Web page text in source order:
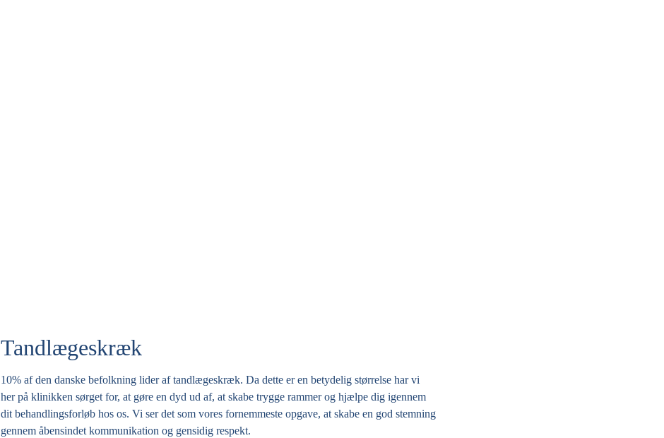
Tandlægeskræk
10% af den danske befolkning lider af tandlægeskræk. Da dette er en betydelig størrelse har vi
her på klinikken sørget for, at gøre en dyd ud af, at skabe trygge rammer og hjælpe dig igennem
dit behandlingsforløb hos os. Vi ser det som vores fornemmeste opgave, at skabe en god stemning
gennem åbensindet kommunikation og gensidig respekt.